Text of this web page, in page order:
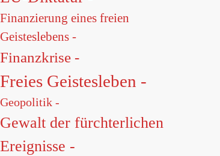
Finanzierung eines freien
Geisteslebens -
Finanzkrise -
Freies Geistesleben -
Geopolitik -
Gewalt der fürchterlichen
Ereignisse -